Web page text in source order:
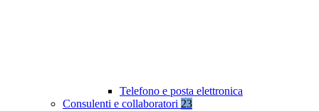
Telefono e posta elettronica
Consulenti e collaboratori 23